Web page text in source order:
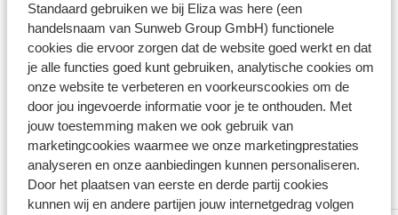
Standaard gebruiken we bij Eliza was here (een
handelsnaam van Sunweb Group GmbH) functionele
cookies die ervoor zorgen dat de website goed werkt en dat
je alle functies goed kunt gebruiken, analytische cookies om
onze website te verbeteren en voorkeurscookies om de
door jou ingevoerde informatie voor je te onthouden. Met
jouw toestemming maken we ook gebruik van
marketingcookies waarmee we onze marketingprestaties
analyseren en onze aanbiedingen kunnen personaliseren.
Door het plaatsen van eerste en derde partij cookies
kunnen wij en andere partijen jouw internetgedrag volgen
Huurauto
Wat gasten vinden
Dit zijn 100% echte beoordelingen van reizigers die
jou voorgingen.
Meer over beoordelingen
8.4 Fantastisch
16 ervaringen
Meest geboekt door met partner